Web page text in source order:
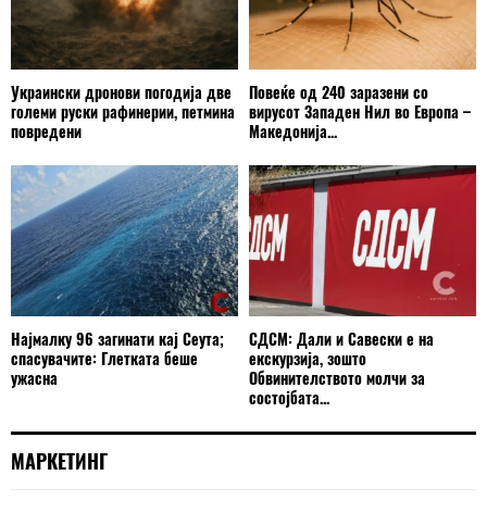
Украински дронови погодија две
големи руски рафинерии, петмина
повредени
Повеќе од 240 заразени со
вирусот Западен Нил во Европа –
Македонија...
Најмалку 96 загинати кај Сеута;
спасувачите: Глетката беше
ужасна
СДСМ: Дали и Савески е на
екскурзија, зошто
Обвинителството молчи за
состојбата...
МАРКЕТИНГ